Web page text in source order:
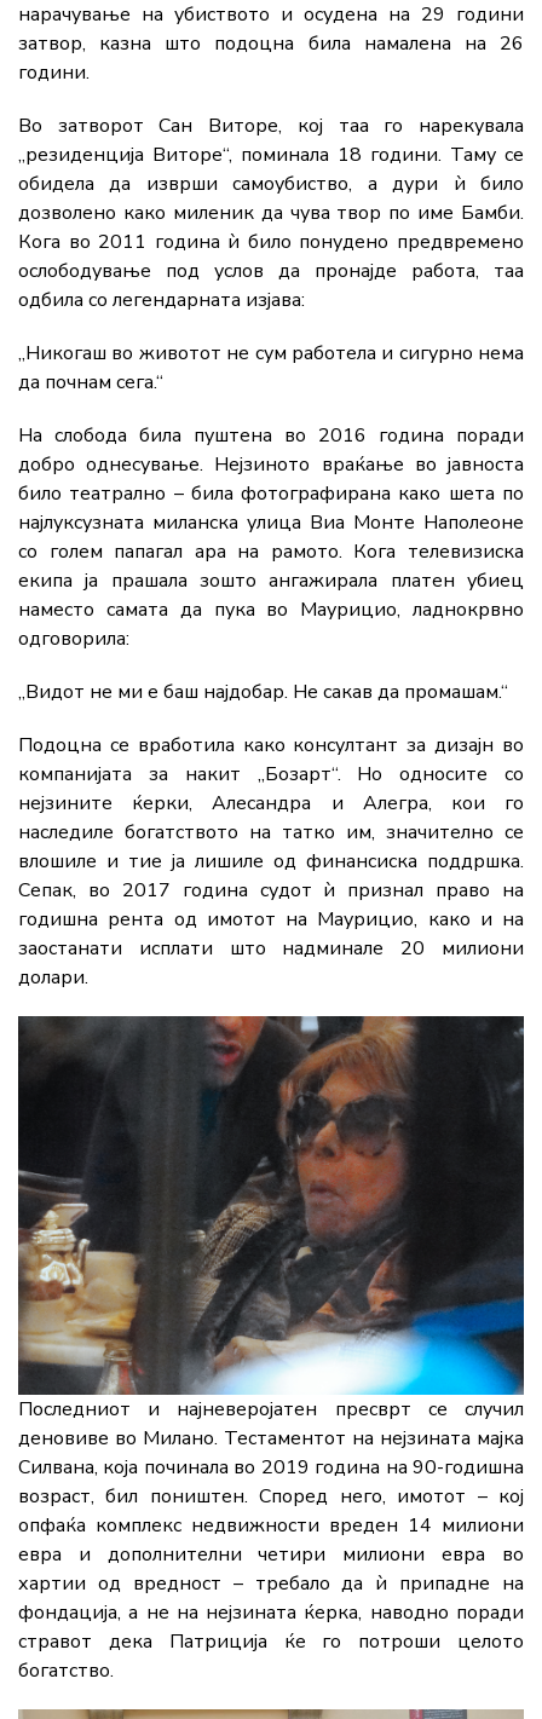
нарачување на убиството и осудена на 29 години
затвор, казна што подоцна била намалена на 26
години.
Во затворот Сан Виторе, кој таа го нарекувала
„резиденција Виторе“, поминала 18 години. Таму се
обидела да изврши самоубиство, а дури ѝ било
дозволено како миленик да чува твор по име Бамби.
Кога во 2011 година ѝ било понудено предвремено
ослободување под услов да пронајде работа, таа
одбила со легендарната изјава:
„Никогаш во животот не сум работела и сигурно нема
да почнам сега.“
На слобода била пуштена во 2016 година поради
добро однесување. Нејзиното враќање во јавноста
било театрално – била фотографирана како шета по
најлуксузната миланска улица Виа Монте Наполеоне
со голем папагал ара на рамото. Кога телевизиска
екипа ја прашала зошто ангажирала платен убиец
наместо самата да пука во Маурицио, ладнокрвно
одговорила:
„Видот не ми е баш најдобар. Не сакав да промашам.“
Подоцна се вработила како консултант за дизајн во
компанијата за накит „Бозарт“. Но односите со
нејзините ќерки, Алесандра и Алегра, кои го
наследиле богатството на татко им, значително се
влошиле и тие ја лишиле од финансиска поддршка.
Сепак, во 2017 година судот ѝ признал право на
годишна рента од имотот на Маурицио, како и на
заостанати исплати што надминале 20 милиони
долари.
Последниот и најневеројатен пресврт се случил
деновиве во Милано. Тестаментот на нејзината мајка
Силвана, која починала во 2019 година на 90-годишна
возраст, бил поништен. Според него, имотот – кој
опфаќа комплекс недвижности вреден 14 милиони
евра и дополнителни четири милиони евра во
хартии од вредност – требало да ѝ припадне на
фондација, а не на нејзината ќерка, наводно поради
стравот дека Патриција ќе го потроши целото
богатство.